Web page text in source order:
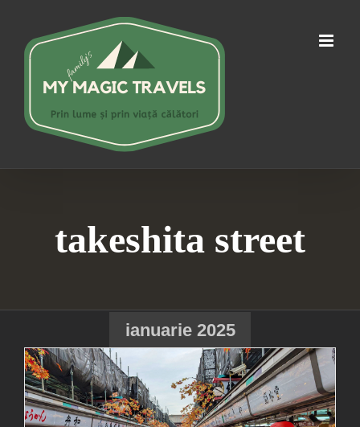
content
takeshita street
ianuarie 2025